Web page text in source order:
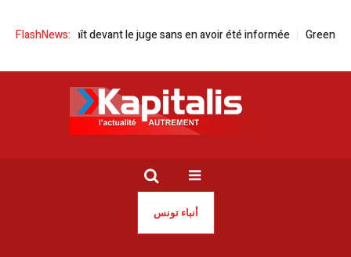
FlashNews:
devant le juge sans en avoir été informée Green Forward pour
أنباء تونس